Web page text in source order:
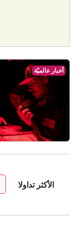
أخبار عالميّة
الأكثر تداولا